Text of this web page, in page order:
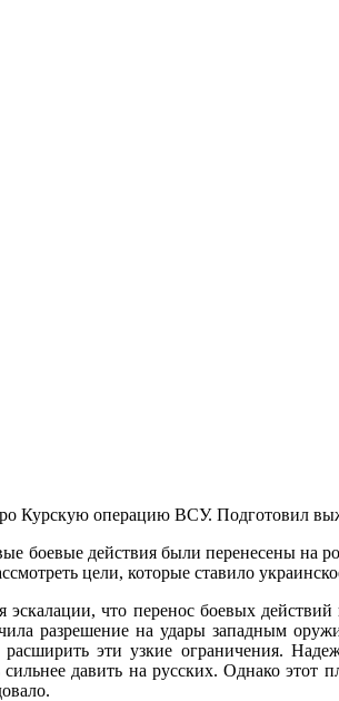
Курскую операцию ВСУ. Подготовил
боевые действия были перенесены на
цели, которые ставило
что перенос боевых
разрешение на удары западным
эти узкие ограничения.
давить на русских. Однако этот